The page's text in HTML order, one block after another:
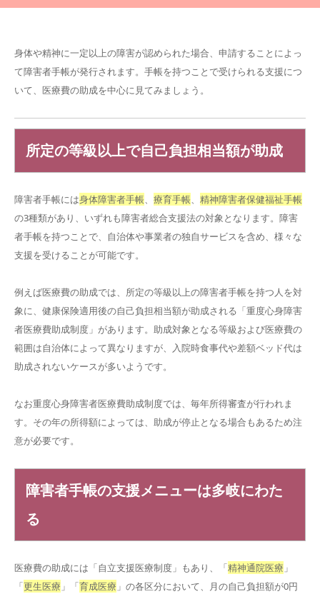
身体や精神に一定以上の障害が認められた場合、申請することによっ
て障害者手帳が発行されます。手帳を持つことで受けられる支援につ
いて、医療費の助成を中心に見てみましょう。
所定の等級以上で自己負担相当額が助成
障害者手帳には身体障害者手帳、 療育手帳、 精神障害者保健福祉手帳
の3種類があり、いずれも障害者総合支援法の対象となります。障害
者手帳を持つことで、自治体や事業者の独自サービスを含め、様々な
支援を受けることが可能です。
例えば医療費の助成では、所定の等級以上の障害者手帳を持つ人を対
象に、健康保険適用後の自己負担相当額が助成される「重度心身障害
者医療費助成制度」があります。助成対象となる等級および医療費の
範囲は自治体によって異なりますが、入院時食事代や差額ベッド代は
助成されないケースが多いようです。
なお重度心身障害者医療費助成制度では、毎年所得審査が行われま
す。その年の所得額によっては、助成が停止となる場合もあるため注
意が必要です。
障害者手帳の支援メニューは多岐にわた
る
医療費の助成には「自立支援医療制度」もあり、「精神通院医療 」
「更生医療 」「育成医療 」の各区分において、月の自己負担額が0円